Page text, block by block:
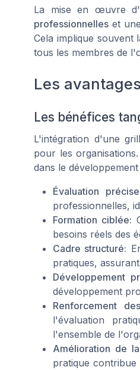
La mise en œuvre
professionnelles et
Cela implique souvent
tous les membres de
Les
Les bénéfices
L'intégration d'une
pour les
dans le
Évaluation
professionnelles,
Formation ciblée:
besoins réels des
Cadre structuré:
pratiques,
Développement
développement
Renforcement
l'évaluation
l'ensemble de
Amélioration de
pratique